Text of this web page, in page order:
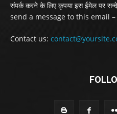
संपर्क करने के लिए कृपया इस ईमेल पर
send a message to this email –
Contact us: